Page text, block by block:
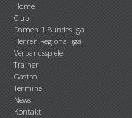
Home
Club
Damen 1.Bundesliga
Herren Regionalliga
Verbandsspiele
Trainer
Gastro
Termine
News
Kontakt